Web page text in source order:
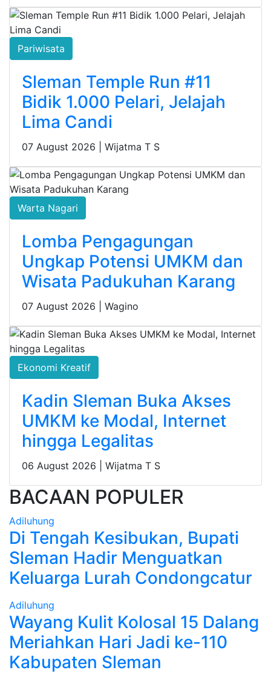
Pariwisata
Sleman Temple Run #11
Bidik 1.000 Pelari, Jelajah
Lima Candi
07 August 2026 | Wijatma T S
Warta Nagari
Lomba Pengagungan
Ungkap Potensi UMKM dan
Wisata Padukuhan Karang
07 August 2026 | Wagino
Ekonomi Kreatif
Kadin Sleman Buka Akses
UMKM ke Modal, Internet
hingga Legalitas
06 August 2026 | Wijatma T S
BACAAN POPULER
Adiluhung
Di Tengah Kesibukan, Bupati
Sleman Hadir Menguatkan
Keluarga Lurah Condongcatur
Adiluhung
Wayang Kulit Kolosal 15 Dalang
Meriahkan Hari Jadi ke-110
Kabupaten Sleman